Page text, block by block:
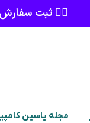
👈🏻 ثبت
مجله یاسین